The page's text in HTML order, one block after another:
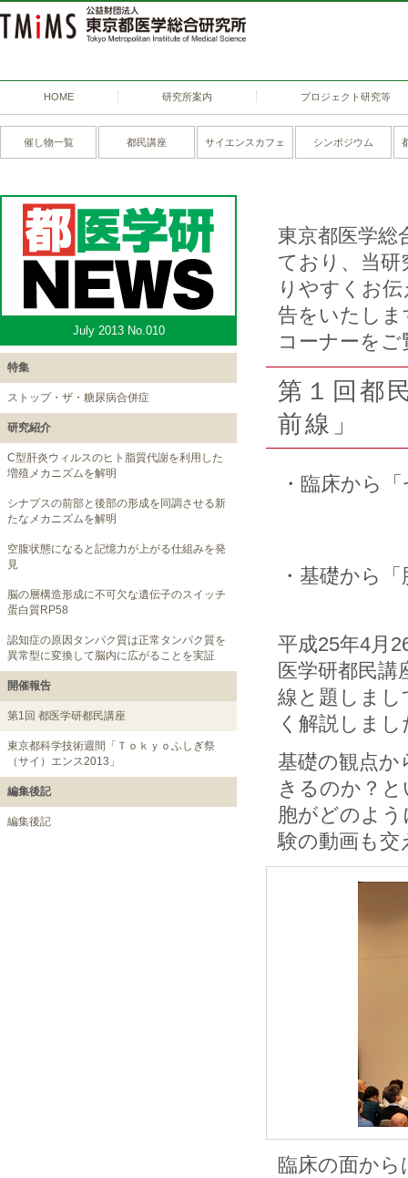
HOME 研究所案内 プロジェクト研究等
催し物一覧 都民講座 サイエンスカフェ シンポジウム
July 2013 No.010
特集
ストップ・ザ・糖尿病合併症
研究紹介
C型肝炎ウィルスのヒト脂質代謝を利用した
増殖メカニズムを解明
シナプスの前部と後部の形成を同調させる新
たなメカニズムを解明
空腹状態になると記憶力が上がる仕組みを発
見
脳の層構造形成に不可欠な遺伝子のスイッチ
蛋白質RP58
認知症の原因タンパク質は正常タンパク質を
異常型に変換して脳内に広がることを実証
開催報告
第1回 都医学研都民講座
東京都科学技術週間「Ｔｏｋｙｏふしぎ祭
（サイ）エンス2013」
編集後記
編集後記
東京都医学総
ており、当研
りやすくお
告をいたしま
コーナーを
第１回都
前線」
・臨床から
・基礎から
平成25年4月
医学研都民
線と題しまし
く解説しまし
基礎の観点か
きるのか？
胞がどのよ
験の動画も
臨床の面か